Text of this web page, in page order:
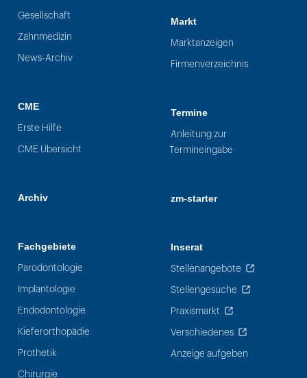
Gesellschaft
Zahnmedizin
News-Archiv
CME
Erste Hilfe
CME Übersicht
Archiv
Fachgebiete
Parodontologie
Implantologie
Endodontologie
Kieferorthopädie
Prothetik
Chirurgie
Markt
Marktanzeigen
Firmenverzeichnis
Termine
Anleitung zur
Termineingabe
zm-starter
Inserat
Stellenangebote
Stellengesuche
Praxismarkt
Verschiedenes
Anzeige aufgeben